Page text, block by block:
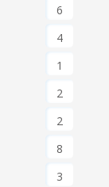
6
4
1
2
2
8
3